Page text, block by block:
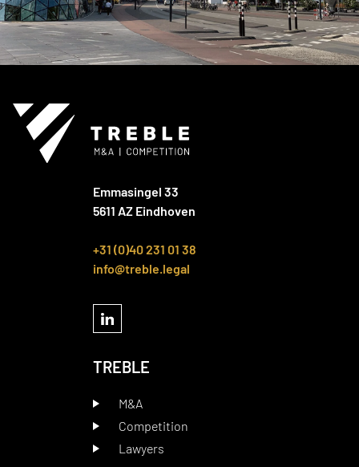
Emmasingel 33
5611 AZ Eindhoven
+31 (0)40 231 01 38
info@treble.legal
TREBLE
M&A
Competition
Lawyers